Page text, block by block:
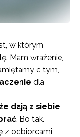
w którym
Mam wrażenie,
o tym,
dla
dają z siebie
. Bo tak.
z odbiorcami,